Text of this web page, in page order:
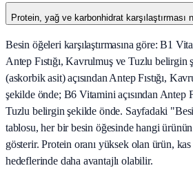
Protein, yağ ve karbonhidrat karşılaştırması
Besin öğeleri karşılaştırmasına göre: B1
Antep Fıstığı, Kavrulmuş ve Tuzlu
(askorbik asit) açısından Antep Fıstığı,
şekilde önde; B6 Vitamini açısından Antep
Tuzlu belirgin şekilde önde. Sayfadaki
tablosu, her bir besin öğesinde hangi ürünün
gösterir. Protein oranı yüksek olan ürün,
hedeflerinde daha avantajlı olabilir.